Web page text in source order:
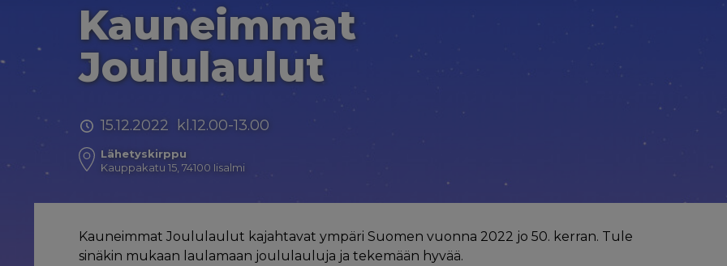
Kauneimmat
Joululaulut
15.12.2022 kl.12.00-13.00
Lähetyskirppu
Kauppakatu 15, 74100 Iisalmi
Kauneimmat Joululaulut kajahtavat ympäri Suomen vuonna 2022 jo 50. kerran. Tule
sinäkin mukaan laulamaan joululauluja ja tekemään hyvää.